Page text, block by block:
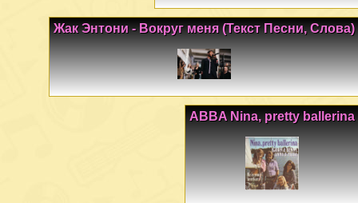
Жак Энтони - Вокруг меня (Текст Песни, Слова)
ABBA Nina, pretty ballerina